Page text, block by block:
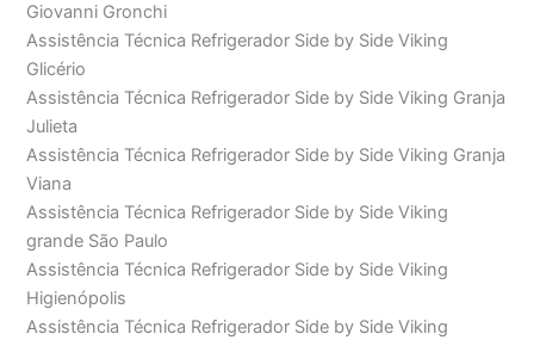
Giovanni Gronchi
Assistência Técnica Refrigerador Side by Side Viking
Glicério
Assistência Técnica Refrigerador Side by Side Viking Granja
Julieta
Assistência Técnica Refrigerador Side by Side Viking Granja
Viana
Assistência Técnica Refrigerador Side by Side Viking
grande São Paulo
Assistência Técnica Refrigerador Side by Side Viking
Higienópolis
Assistência Técnica Refrigerador Side by Side Viking